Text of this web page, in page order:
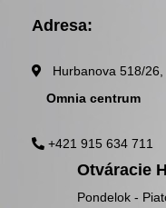
Adresa:
Hurbanova 518/26,
Omnia centrum
+421 915 634 711
Otváracie
Pondelok -